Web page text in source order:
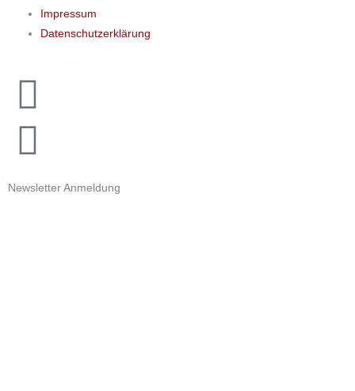
Impressum
Datenschutzerklärung
Newsletter Anmeldung